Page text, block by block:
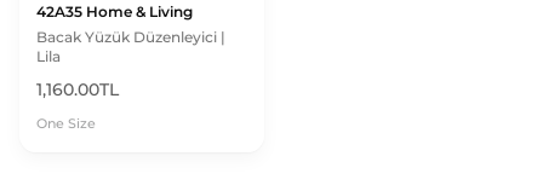
42A35 Home & Living
Bacak Yüzük Düzenleyici |
Lila
1,160.00TL
One Size